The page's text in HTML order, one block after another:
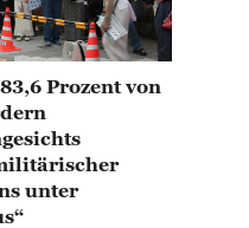
Prozent von
unter